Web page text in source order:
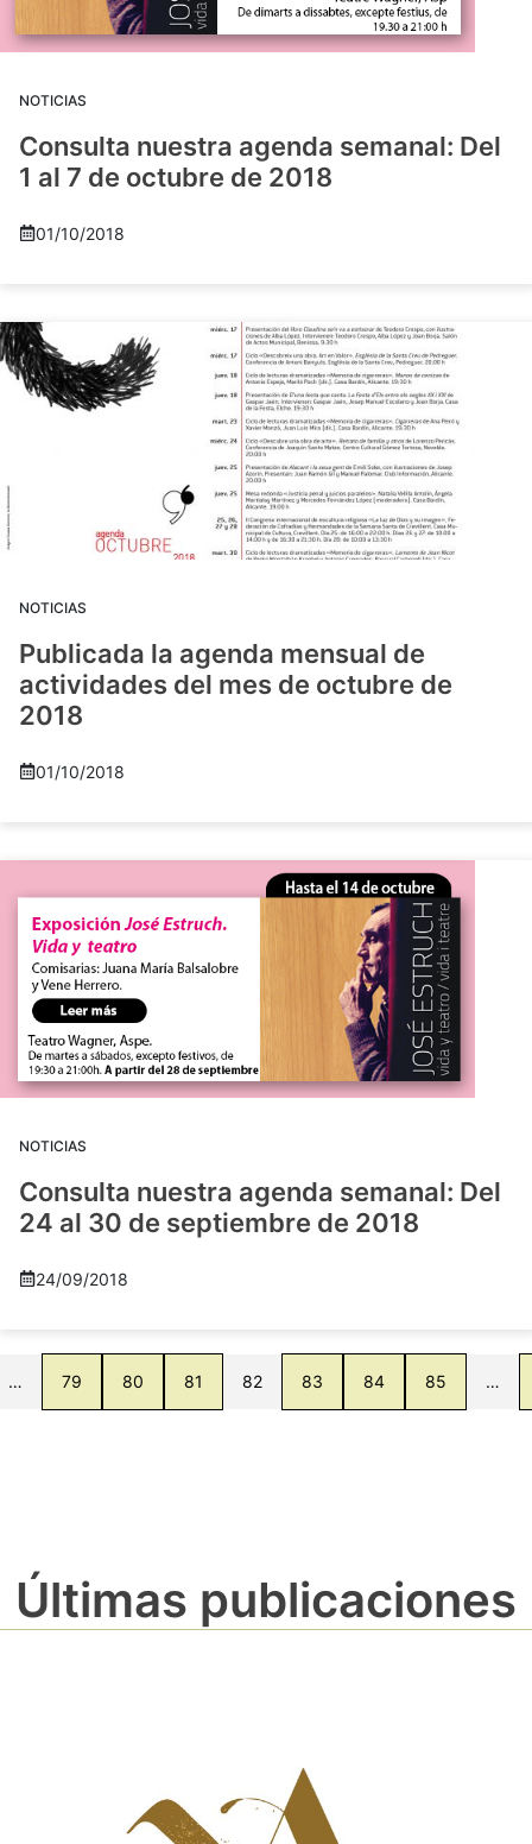
NOTICIAS
Consulta nuestra agenda semanal: Del
1 al 7 de octubre de 2018
01/10/2018
NOTICIAS
Publicada la agenda mensual de
actividades del mes de octubre de
2018
01/10/2018
NOTICIAS
Consulta nuestra agenda semanal: Del
24 al 30 de septiembre de 2018
24/09/2018
… 79 80 81 82 83 84 85 …
Últimas publicaciones